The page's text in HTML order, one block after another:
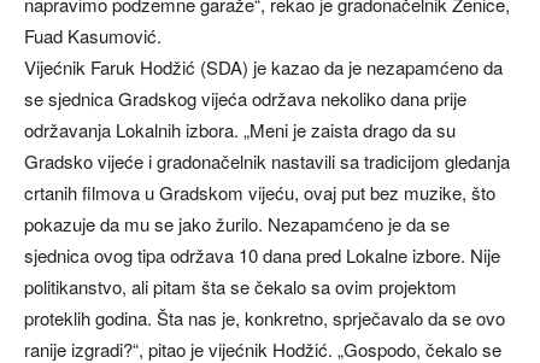
Fuad Kasumović.
Vijećnik Faruk Hodžić (SDA) je kazao da je nezapamćeno da
se sjednica Gradskog vijeća održava nekoliko dana prije
održavanja Lokalnih izbora. „Meni je zaista drago da su
Gradsko vijeće i gradonačelnik nastavili sa tradicijom gledanja
crtanih filmova u Gradskom vijeću, ovaj put bez muzike, što
pokazuje da mu se jako žurilo. Nezapamćeno je da se
sjednica ovog tipa održava 10 dana pred Lokalne izbore. Nije
politikanstvo, ali pitam šta se čekalo sa ovim projektom
proteklih godina. Šta nas je, konkretno, sprječavalo da se ovo
ranije izgradi?“, pitao je vijećnik Hodžić. „Gospodo, čekalo se